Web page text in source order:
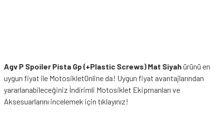
Agv P Spoiler Pista Gp (+Plastic Screws) Mat Siyahürünü en
uygun fiyat ile MotosikletOnline da! Uygun fiyat avantajlarından
yararlanabileceğiniz İndirimli Motosiklet Ekipmanları ve
Aksesuarlarını incelemek için tıklayınız!